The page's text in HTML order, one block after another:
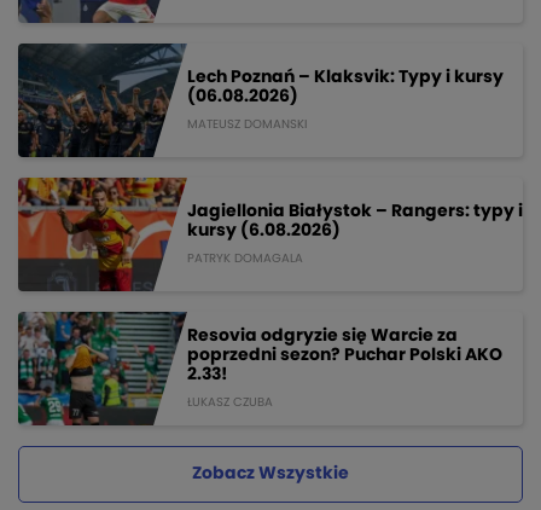
Lech Poznań – Klaksvik: Typy i kursy
(06.08.2026)
MATEUSZ DOMANSKI
Jagiellonia Białystok – Rangers: typy i
kursy (6.08.2026)
PATRYK DOMAGALA
Resovia odgryzie się Warcie za
poprzedni sezon? Puchar Polski AKO
2.33!
ŁUKASZ CZUBA
Zobacz Wszystkie